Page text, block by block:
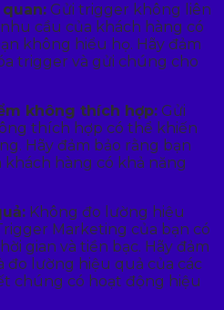
Gửi trigger không liên
cầu của khách hàng có
không hiểu họ. Hãy đảm
trigger và gửi chúng cho
không thích hợp: Gửi
thích hợp có thể khiến
Hãy đảm bảo rằng bạn
hàng có khả năng
Không đo lường hiệu
Marketing của bạn có
gian và tiền bạc. Hãy đảm
đo lường hiệu quả của các
chúng có hoạt động hiệu